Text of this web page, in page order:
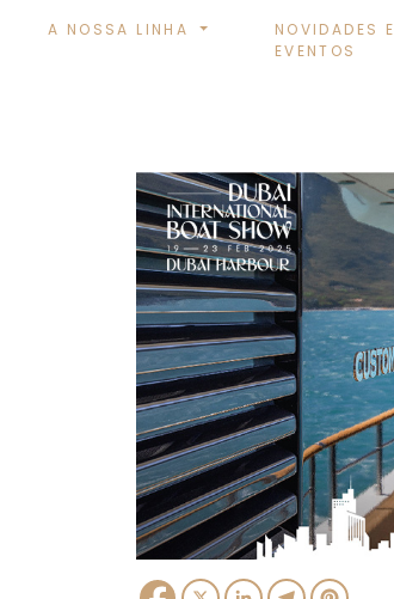
A NOSSA LINHA
NOVIDADES E
EVENTOS
Facebook
X LinkedInTelegram